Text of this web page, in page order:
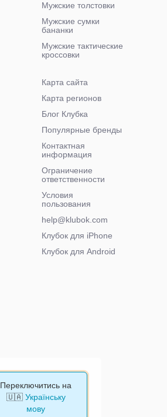
Мужские толстовки
Мужские сумки
бананки
Мужские тактические
кроссовки
Карта сайта
Карта регионов
Блог Клубка
Популярные бренды
Контактная
информация
Ограничение
ответственности
Условия
пользования
help@klubok.com
Клубок для iPhone
Клубок для Android
Переключитись на
🇺🇦 Українську
мову